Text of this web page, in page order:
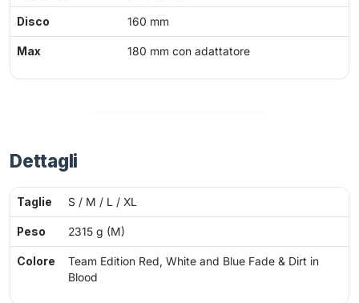
Disco 160 mm
Max 180 mm con adattatore
Dettagli
Taglie S / M / L / XL
Peso 2315 g (M)
Colore
Team Edition Red, White and Blue Fade & Dirt in
Blood